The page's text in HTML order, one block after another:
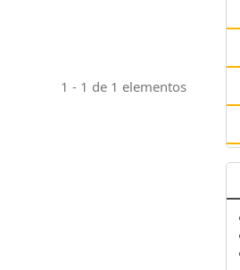
1 - 1 de 1 elementos